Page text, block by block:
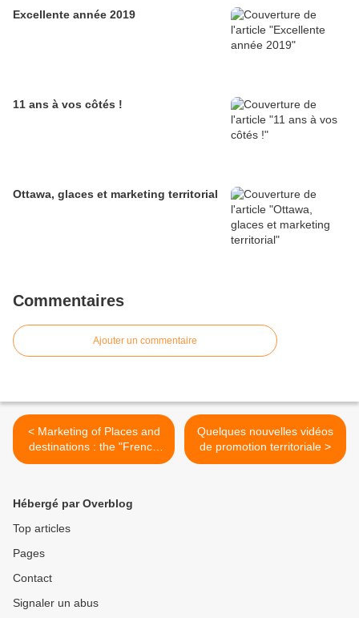
Excellente année 2019
11 ans à vos côtés !
Ottawa, glaces et marketing territorial
Commentaires
Ajouter un commentaire
< Marketing of Places and
destinations : the "French
touch"
Quelques nouvelles vidéos
de promotion territoriale >
Hébergé par Overblog
Top articles
Pages
Contact
Signaler un abus